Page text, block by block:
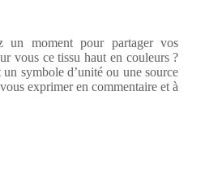
un moment pour partager vos
vous ce tissu haut en couleurs ?
symbole d’unité ou une source
exprimer en commentaire et à